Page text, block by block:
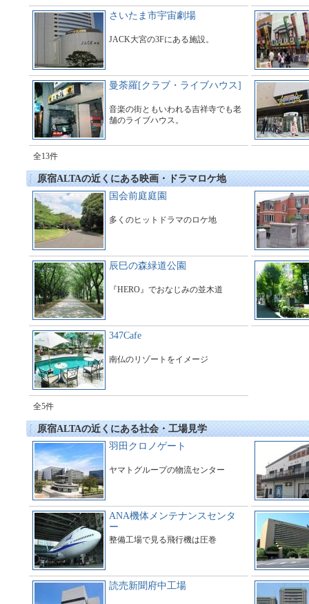
さいたま市宇宙劇場
JACK大宮の3Fにある施設。
曼荼羅[クラブ・ライブハウス]
音楽の街ともいわれる吉祥寺でも老
舗のライブハウス。
全13件
原宿ALTAの近くにある映画・ドラマロケ地
国会前庭庭園
多くのヒットドラマのロケ地
辰巳の森緑道公園
『HERO』でおなじみの並木道
347Cafe
南仏のリゾートをイメージ
全5件
原宿ALTAの近くにある社会・工場見学
羽田クロノゲート
ヤマトグループの物流センター
ANA機体メンテナンスセンタ
ー
整備工場で見る飛行機は圧巻
読売新聞府中工場